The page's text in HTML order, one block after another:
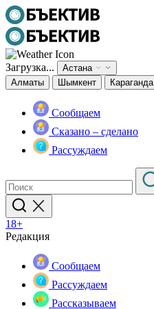
Загрузка...
Астана
Алматы
Шымкент Караганда
Сообщаем
Сказано – сделано
Рассуждаем
18+
Редакция
Сообщаем
Рассуждаем
Рассказываем